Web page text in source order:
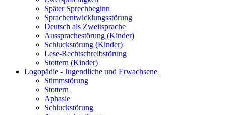
Später Sprechbeginn
Sprachentwicklungsstörung
Deutsch als Zweitsprache
Aussprachestörung (Kinder)
Schluckstörung (Kinder)
Lese-Rechtschreibstörung
Stottern (Kinder)
Logopädie - Jugendliche und Erwachsene
Stimmstörung
Stottern
Aphasie
Schluckstörung